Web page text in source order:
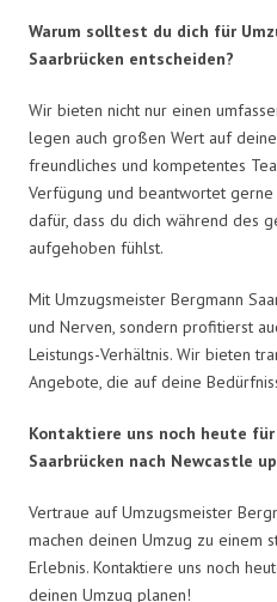
Warum solltest du dich für
Saarbrücken entscheiden?
Wir bieten nicht nur einen
legen auch großen Wert auf
freundliches und kompetentes
Verfügung und beantwortet
dafür, dass du dich während des
aufgehoben fühlst.
Mit Umzugsmeister Bergmann
und Nerven, sondern profitierst
Leistungs-Verhältnis. Wir bieten
Angebote, die auf deine
Kontaktiere uns noch heute für
Saarbrücken nach Newcastle
Vertraue auf Umzugsmeister
machen deinen Umzug zu einem
Erlebnis. Kontaktiere uns noch
deinen Umzug planen!